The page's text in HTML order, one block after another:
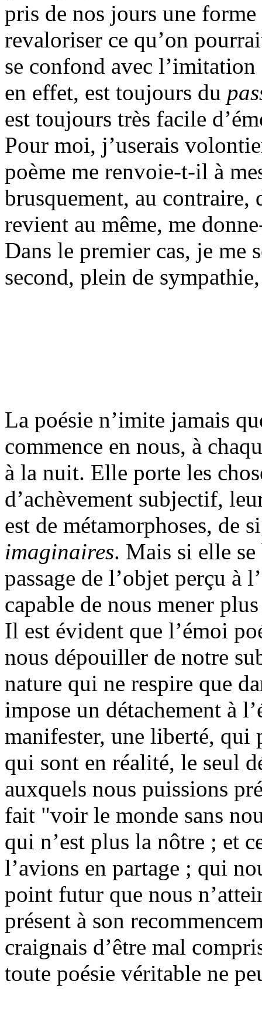
pris de nos jours une
revaloriser ce qu’on
se confond avec
en effet, est toujours du
est toujours très facile
Pour moi, j’userais
poème me renvoie-t-il à
brusquement, au contraire,
revient au même, me
Dans le premier cas, je me
second, plein de
La poésie n’imite jamais
commence en nous, à
à la nuit. Elle porte les
d’achèvement subjectif,
est de métamorphoses, de
imaginaires. Mais si elle
passage de l’objet perçu à
capable de nous mener
Il est évident que l’émoi
nous dépouiller de notre
nature qui ne respire que
impose un détachement à
manifester, une liberté, qui
qui sont en réalité, le seul
auxquels nous puissions
fait "voir le monde sans
qui n’est plus la nôtre ; et
l’avions en partage ; qui
point futur que nous
présent à son
craignais d’être mal
toute poésie véritable ne